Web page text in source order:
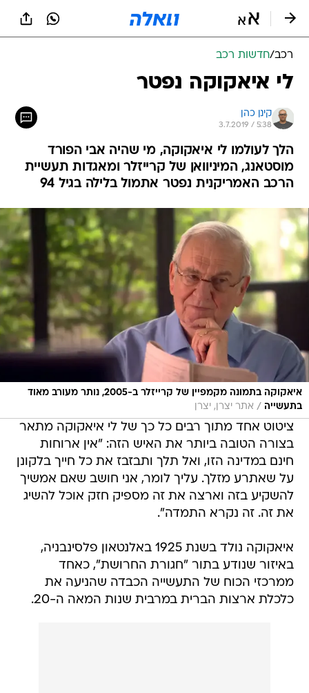
רכב/חדשות רכב
לי איאקוקה נפטר
קינן כהן
3.7.2019 / 5:38
הלך לעולמו לי איאקוקה, מי שהיה אבי הפורד
מוסטאנג, המיניוואן של קרייזלר ומאגדות תעשיית
הרכב האמריקנית נפטר אתמול בלילה בגיל 94
איאקוקה בתמונה מקמפיין של קרייזלר ב-2005, נותר מעורב מאוד
בתעשייה / אתר יצרן, יצרן
ציטוט אחד מתוך רבים כל כך של לי איאקוקה מתאר
בצורה הטובה ביותר את האיש הזה: "אין ארוחות
חינם במדינה הזו, ואל תלך ותבזבז את כל חייך בלקונן
על שאתרע מזלך. עליך לומר, אני חושב שאם אמשיך
להשקיע בזה וארצה את זה מספיק חזק אוכל להשיג
את זה. זה נקרא התמדה".
איאקוקה נולד בשנת 1925 באלנטאון פלסינבניה,
באיזור שנודע בתור "חגורת החרושת", כאחד
ממרכזי הכוח של התעשייה הכבדה שהניעה את
כלכלת ארצות הברית במרבית שנות המאה ה-20.